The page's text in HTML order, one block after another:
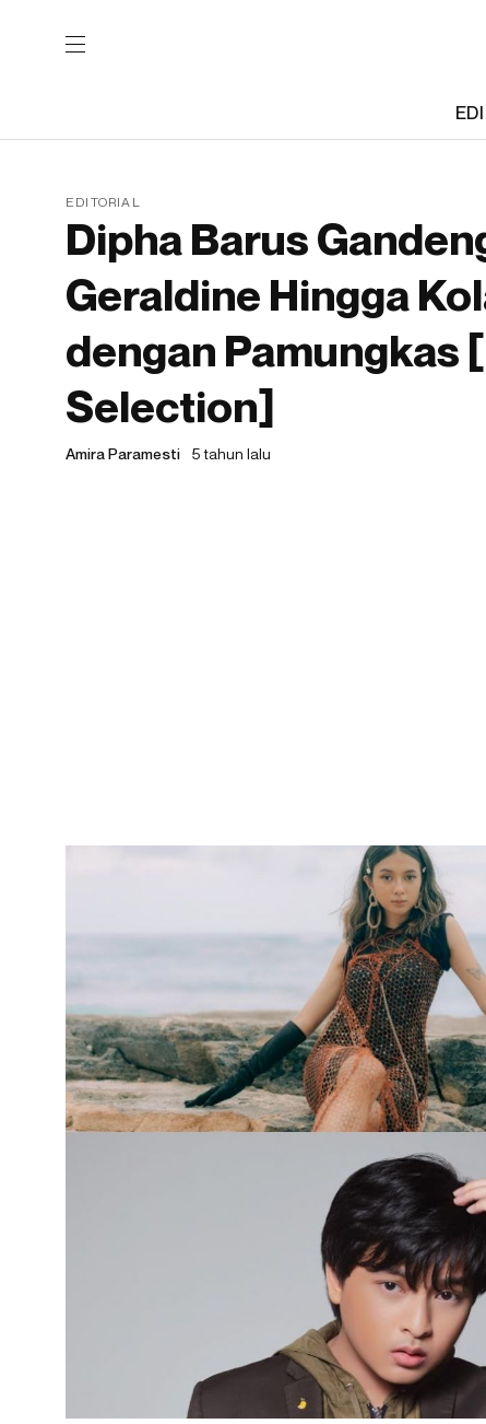
EDITORIAL
Dipha Barus
Geraldine Hingga
dengan Pamungkas
Selection]
Amira Paramesti 5 tahun lalu